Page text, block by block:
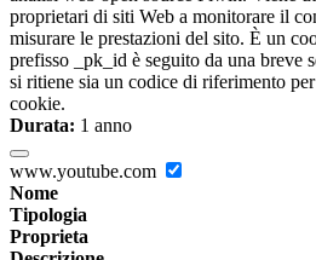
proprietari di siti Web a monitorare il
misurare le prestazioni del sito. È un
prefisso _pk_id è seguito da una breve
si ritiene sia un codice di riferimento
cookie.
Durata: 1 anno
www.youtube.com
Nome
Tipologia
Proprieta